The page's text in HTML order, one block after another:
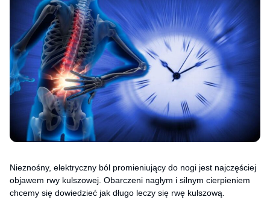
Nieznośny, elektryczny ból promieniujący do nogi jest najczęściej
objawem rwy kulszowej. Obarczeni nagłym i silnym cierpieniem
chcemy się dowiedzieć jak długo leczy się rwę kulszową.